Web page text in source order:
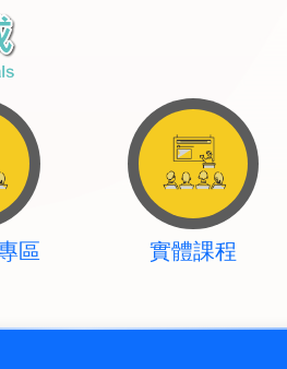
區 實體課程